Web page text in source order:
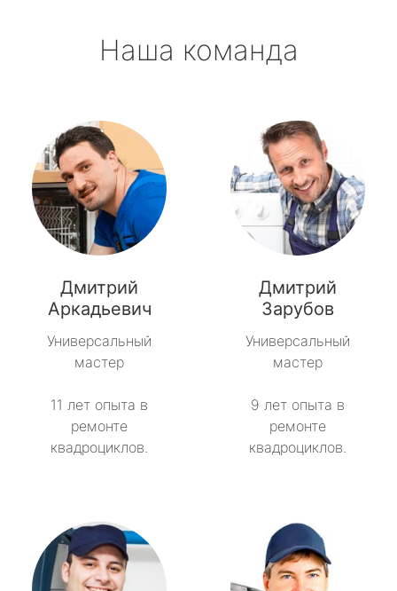
Наша команда
Дмитрий
Аркадьевич
Универсальный
мастер
11 лет опыта в
ремонте
квадроциклов.
Дмитрий
Зарубов
Универсальный
мастер
9 лет опыта в
ремонте
квадроциклов.